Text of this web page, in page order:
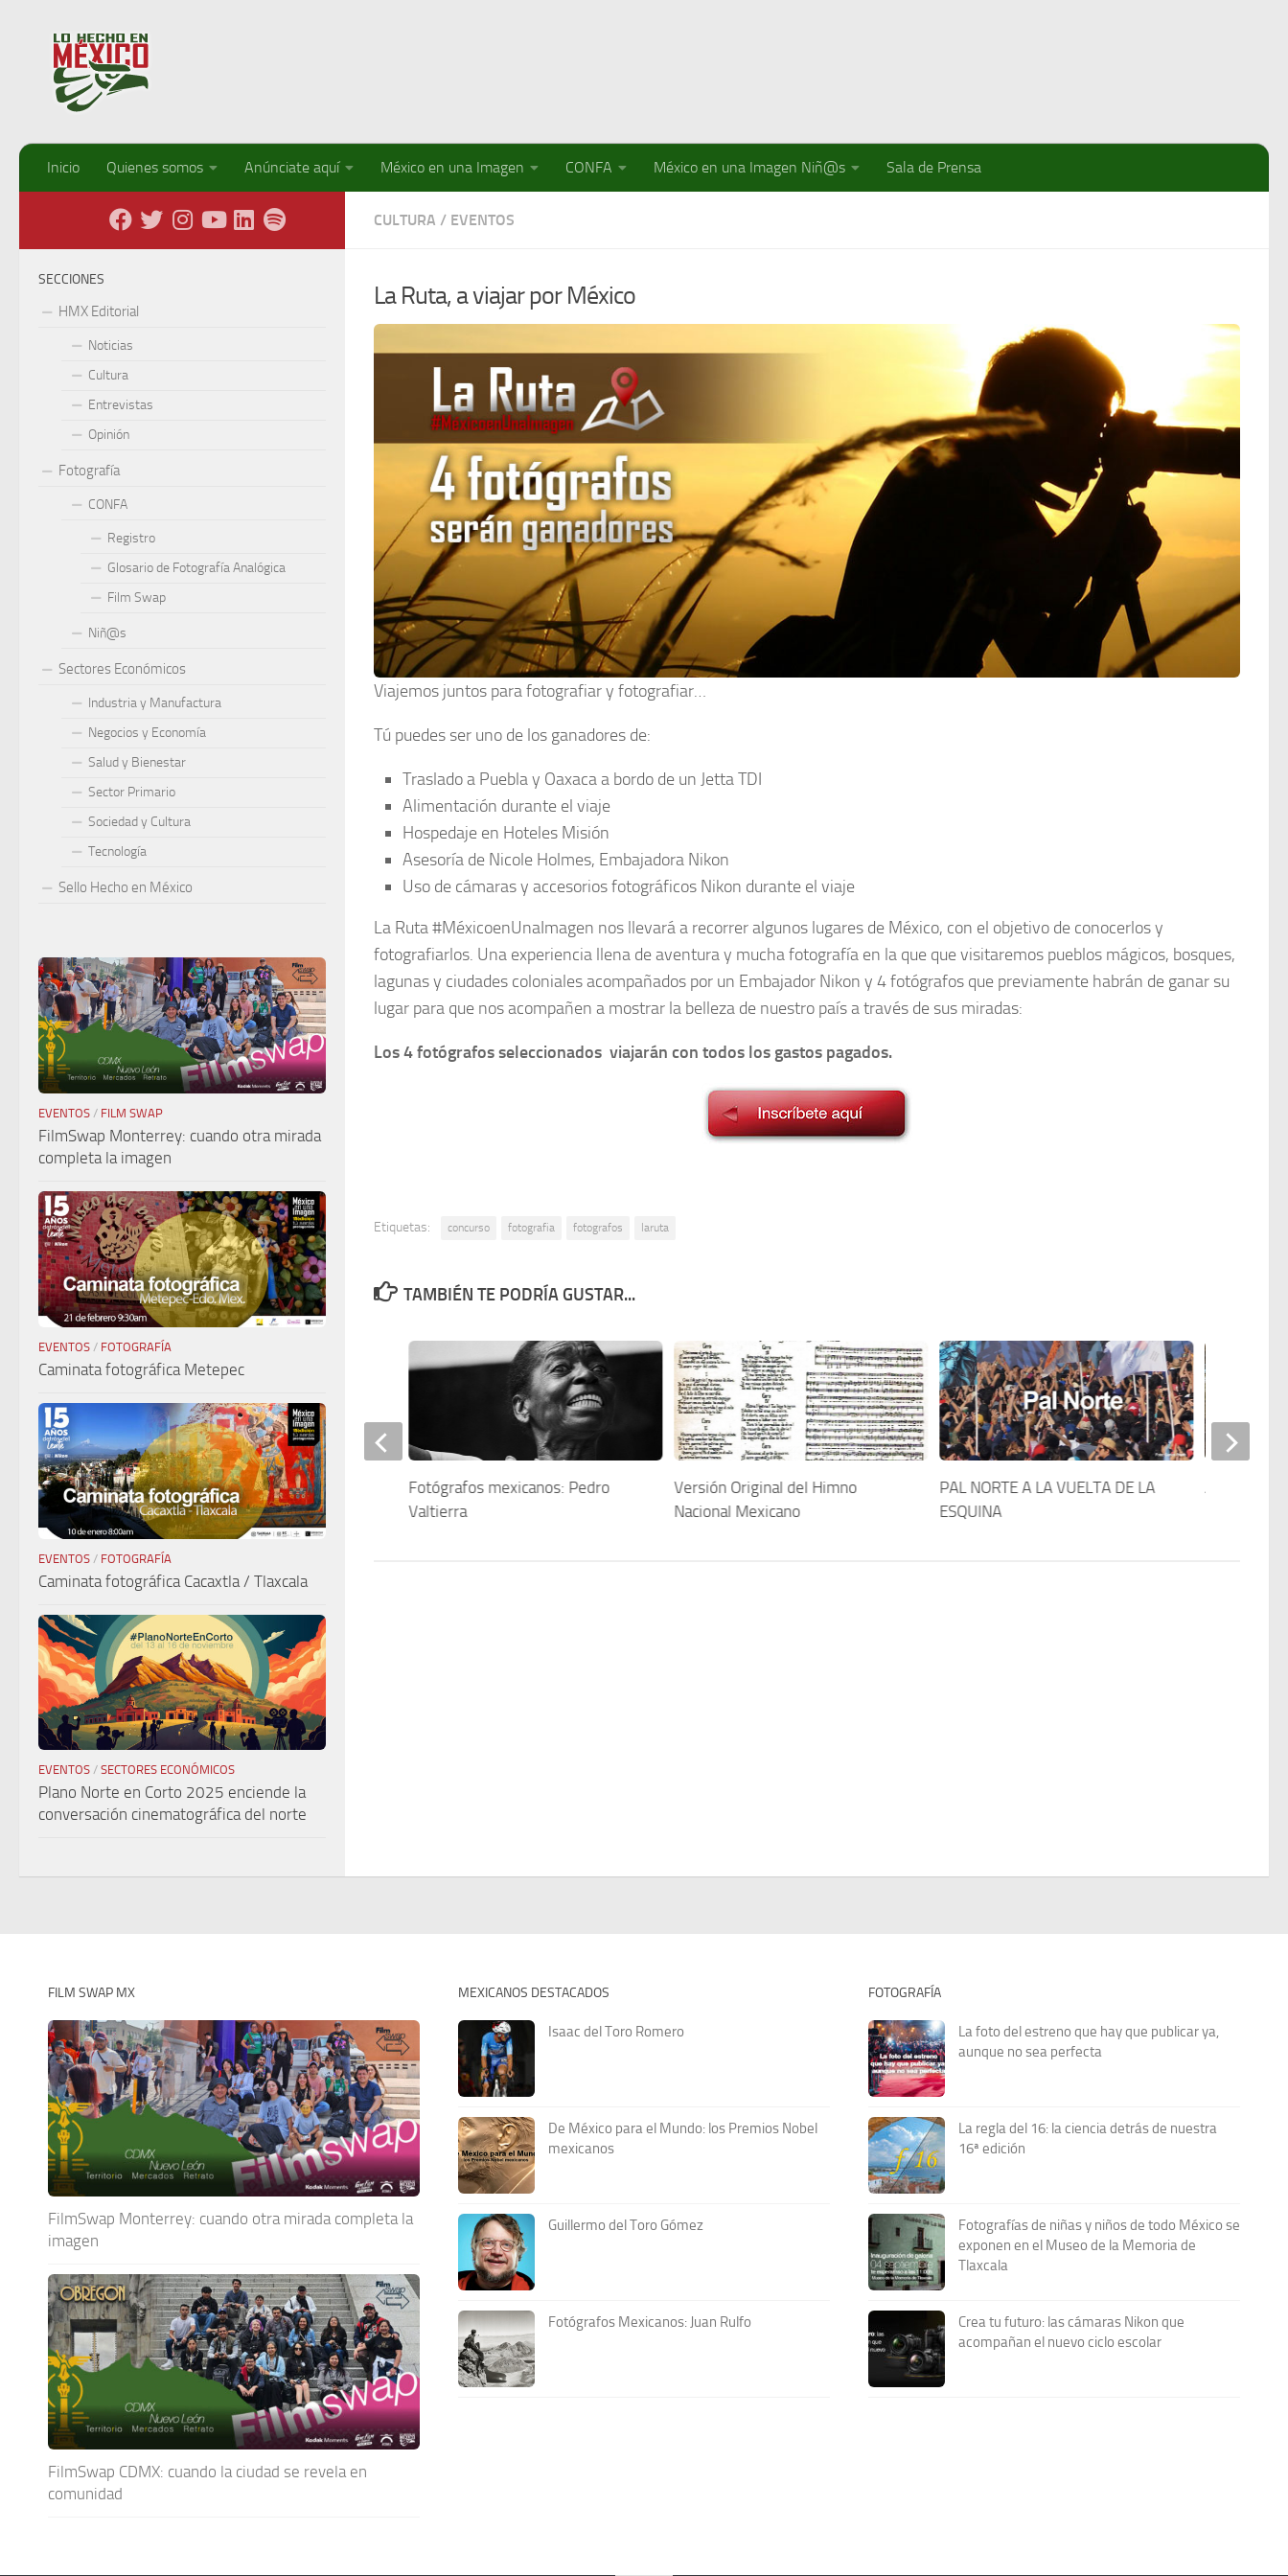
Inicio Quienes somos Anúnciate aquí México en una Imagen CONFA México en una Imagen Niñ@s Sala de Prensa
CULTURA / EVENTOS
La Ruta, a viajar por México
Viajemos juntos para fotografiar y fotografiar…
Tú puedes ser uno de los ganadores de:
Traslado a Puebla y Oaxaca a bordo de un Jetta TDI
Alimentación durante el viaje
Hospedaje en Hoteles Misión
Asesoría de Nicole Holmes, Embajadora Nikon
Uso de cámaras y accesorios fotográficos Nikon durante el viaje
La Ruta #MéxicoenUnaImagen nos llevará a recorrer algunos lugares de México, con el objetivo de conocerlos y
fotografiarlos. Una experiencia llena de aventura y mucha fotografía en la que que visitaremos pueblos mágicos, bosques,
lagunas y ciudades coloniales acompañados por un Embajador Nikon y 4 fotógrafos que previamente habrán de ganar su
lugar para que nos acompañen a mostrar la belleza de nuestro país a través de sus miradas:
Los 4 fotógrafos seleccionados viajarán con todos los gastos pagados.
Etiquetas: concurso fotografia fotografos laruta
TAMBIÉN TE PODRÍA GUSTAR...
Versión Original del Himno
Nacional Mexicano
PAL NORTE A LA VUELTA DE LA
ESQUINA
Árbol de la
Museo de Arte Moderno del
Estado de México
Fotógrafos mexicanos: Pedro
Valtierra
SECCIONES
HMX Editorial
Noticias
Cultura
Entrevistas
Opinión
Fotografía
CONFA
Registro
Glosario de Fotografía Analógica
Film Swap
Niñ@s
Sectores Económicos
Industria y Manufactura
Negocios y Economía
Salud y Bienestar
Sector Primario
Sociedad y Cultura
Tecnología
Sello Hecho en México
EVENTOS / FILM SWAP
FilmSwap Monterrey: cuando otra mirada
completa la imagen
EVENTOS / FOTOGRAFÍA
Caminata fotográfica Metepec
EVENTOS / FOTOGRAFÍA
Caminata fotográfica Cacaxtla / Tlaxcala
EVENTOS / SECTORES ECONÓMICOS
Plano Norte en Corto 2025 enciende la
conversación cinematográfica del norte
FILM SWAP MX
FilmSwap Monterrey: cuando otra mirada completa la
imagen
FilmSwap CDMX: cuando la ciudad se revela en
comunidad
MEXICANOS DESTACADOS
Isaac del Toro Romero
De México para el Mundo: los Premios Nobel
mexicanos
Guillermo del Toro Gómez
Fotógrafos Mexicanos: Juan Rulfo
FOTOGRAFÍA
La foto del estreno que hay que publicar ya,
aunque no sea perfecta
La regla del 16: la ciencia detrás de nuestra
16ª edición
Fotografías de niñas y niños de todo México se
exponen en el Museo de la Memoria de
Tlaxcala
Crea tu futuro: las cámaras Nikon que
acompañan el nuevo ciclo escolar